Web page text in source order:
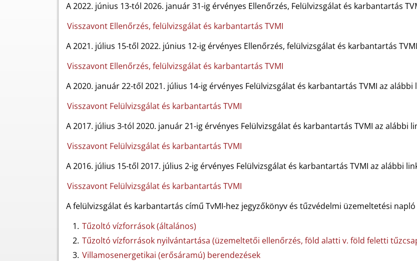
A 2022. június 13-tól 2026. január 31-ig érvényes Ellenőrzés, Felülvizsgálat és karbantartás
Visszavont Ellenőrzés, felülvizsgálat és karbantartás TVMI
A 2021. július 15-től 2022. június 12-ig érvényes Ellenőrzés, felülvizsgálat és karbantartás
Visszavont Ellenőrzés, felülvizsgálat és karbantartás TVMI
A 2020. január 22-től 2021. július 14-ig érvényes Felülvizsgálat és karbantartás TVMI az
Visszavont Felülvizsgálat és karbantartás TVMI
A 2017. július 3-tól 2020. január 21-ig érvényes Felülvizsgálat és karbantartás TVMI az alábbi
Visszavont Felülvizsgálat és karbantartás TVMI
A 2016. július 15-től 2017. július 2-ig érvényes Felülvizsgálat és karbantartás TVMI az alábbi
Visszavont Felülvizsgálat és karbantartás TVMI
A felülvizsgálat és karbantartás című TvMI-hez jegyzőkönyv és tűzvédelmi üzemeltetési
Tűzoltó vízforrások (általános)
Tűzoltó vízforrások nyilvántartása (üzemeltetői ellenőrzés, föld alatti v. föld feletti
Villamosenergetikai (erősáramú) berendezések